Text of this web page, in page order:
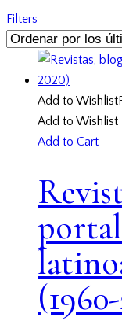
Filters
Add to Wishlist
Add to Wishlist
Add to Cart